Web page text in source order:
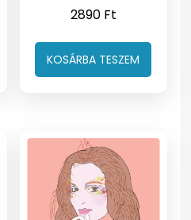
2890 Ft
KOSÁRBA TESZEM